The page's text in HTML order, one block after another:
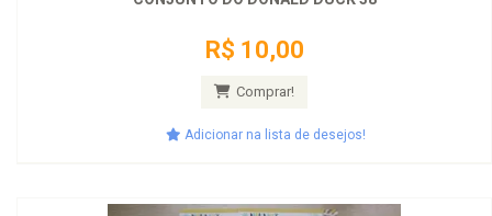
R$ 10,00
Comprar!
Adicionar na lista de desejos!